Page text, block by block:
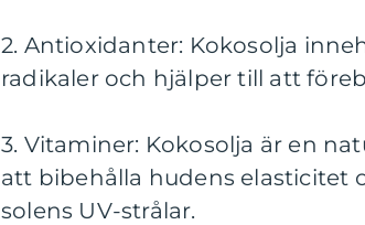
2. Antioxidanter: Kokosolja
radikaler och hjälper till att
3. Vitaminer: Kokosolja är en
att bibehålla hudens elasticitet
solens UV-strålar.